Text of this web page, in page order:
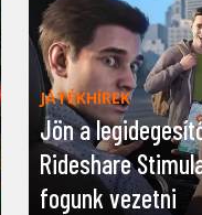
JÁTÉKHÍREK
Jön a
Rideshare
fogunk vezetni